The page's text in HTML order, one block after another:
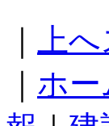
上
ホー